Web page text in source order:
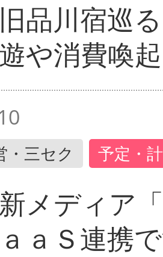
品川宿巡
や消費喚起
・三セク 予定・
メディア
ａＳ連携